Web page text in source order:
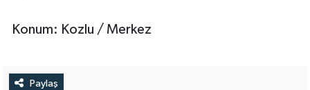
Konum: Kozlu / Merkez
Paylaş